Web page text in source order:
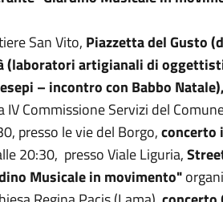
San Vito, Piazzetta del Gusto
(laboratori artigianali di
– incontro con Babbo
IV Commissione Servizi del
presso le vie del Borgo,concerto
20:30, presso Viale Liguria,
Musicale in movimento"